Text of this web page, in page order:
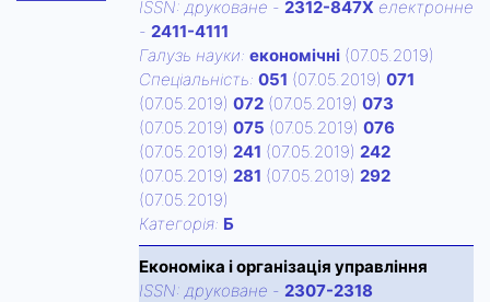
ISSN: друковане - 2312-847X електронне
- 2411-4111
Галузь науки: економічні (07.05.2019)
Спецiальнiсть: 051 (07.05.2019) 071
(07.05.2019) 072 (07.05.2019) 073
(07.05.2019) 075 (07.05.2019) 076
(07.05.2019) 241 (07.05.2019) 242
(07.05.2019) 281 (07.05.2019) 292
(07.05.2019)
Категорiя: Б
Економіка і організація управління
ISSN: друковане - 2307-2318